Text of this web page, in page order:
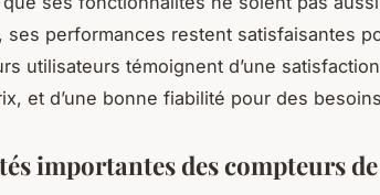
ses performances restent satisfaisantes
utilisateurs témoignent d’une
et d’une bonne fiabilité pour des
importantes des compteurs